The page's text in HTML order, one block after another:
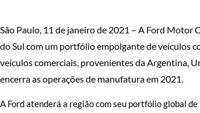
São Paulo, 11 de janeiro de 2021 – A Ford Motor
do Sul com um portfólio empolgante de veículos
veículos comerciais, provenientes da Argentina,
encerra as operações de manufatura em 2021.
A Ford atenderá a região com seu portfólio global